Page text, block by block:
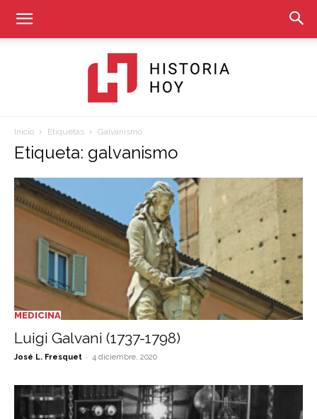
Hoy
Inicio Etiquetas Galvanismo
Etiqueta: galvanismo
MEDICINA
Luigi Galvani (1737-1798)
José L. Fresquet - 4 diciembre, 2020